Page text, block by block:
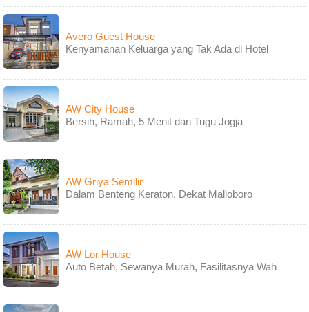
Avero Guest House
Kenyamanan Keluarga yang Tak Ada di Hotel
AW City House
Bersih, Ramah, 5 Menit dari Tugu Jogja
AW Griya Semilir
Dalam Benteng Keraton, Dekat Malioboro
AW Lor House
Auto Betah, Sewanya Murah, Fasilitasnya Wah